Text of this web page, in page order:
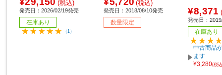
SB ］
(税込)
発売日：2026/02/19発売
在庫あり
（1）
(税込)
発売日：2018/08/10発売
数量限定
¥8,371
発売日：
在庫あり
中古商品
ます
¥3,280(税